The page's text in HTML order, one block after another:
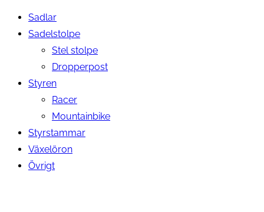
Sadlar
Sadelstolpe
Stel stolpe
Dropperpost
Styren
Racer
Mountainbike
Styrstammar
Växelöron
Övrigt